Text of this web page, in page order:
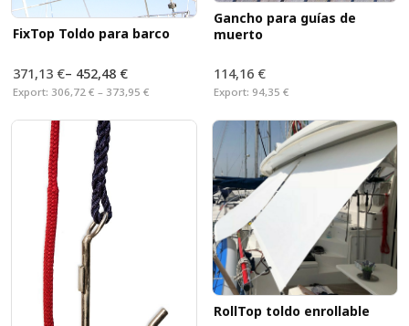
FixTop Toldo para barco
371,13 €– 452,48 €
Export: 306,72 € – 373,95 €
Gancho para guías de
muerto
114,16 €
Export: 94,35 €
RollTop toldo enrollable